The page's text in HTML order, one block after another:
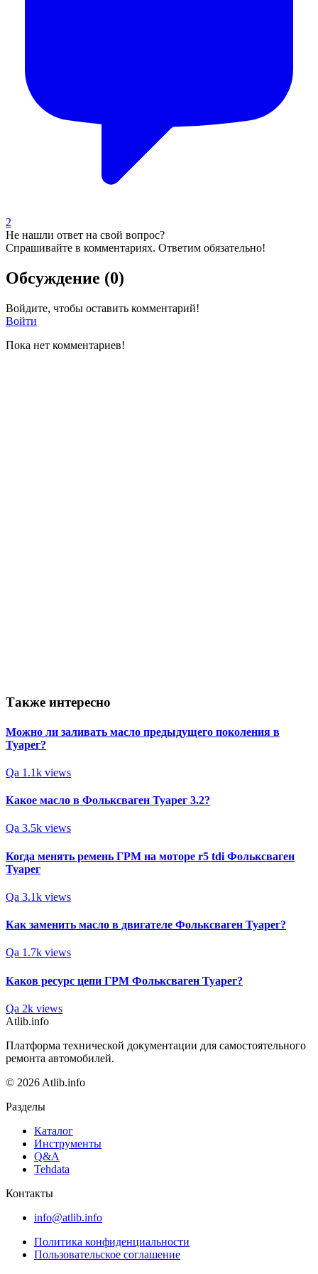
2
Не нашли ответ на свой вопрос?
Спрашивайте в комментариях. Ответим обязательно!
Обсуждение (0)
Войдите, чтобы оставить комментарий!
Войти
Пока нет комментариев!
Также интересно
Можно ли заливать масло предыдущего поколения в
Туарег?
Qa 1.1k views
Какое масло в Фольксваген Туарег 3.2?
Qa 3.5k views
Когда менять ремень ГРМ на моторе r5 tdi Фольксваген
Туарег
Qa 3.1k views
Как заменить масло в двигателе Фольксваген Туарег?
Qa 1.7k views
Каков ресурс цепи ГРМ Фольксваген Туарег?
Qa 2k views
Atlib.info
Платформа технической документации для самостоятельного
ремонта автомобилей.
© 2026 Atlib.info
Разделы
Каталог
Инструменты
Q&A
Tehdata
Контакты
info@atlib.info
Политика конфиденциальности
Пользовательское соглашение